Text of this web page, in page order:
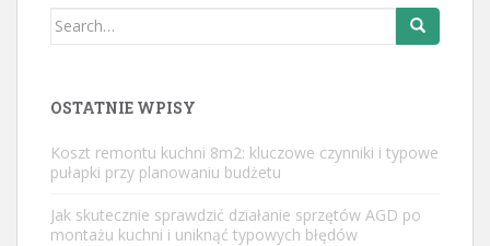
Search
OSTATNIE WPISY
Koszt remontu kuchni 8m2: kluczowe czynniki i typowe
pułapki przy planowaniu budżetu
Jak skutecznie sprawdzić działanie sprzętów AGD po
montażu kuchni i uniknąć typowych błędów